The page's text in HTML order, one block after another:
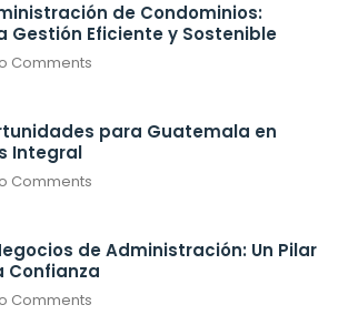
de Condominios:
Gestión Eficiente y Sostenible
Comments
para Guatemala en
Integral
Comments
de Administración: Un Pilar
Confianza
Comments